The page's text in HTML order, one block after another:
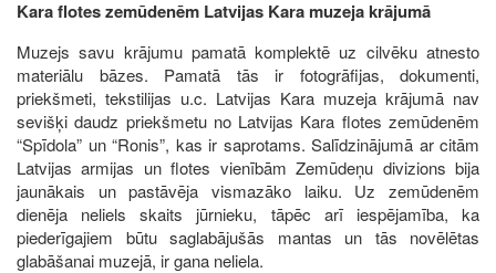
Kara flotes zemūdenēm Latvijas Kara muzeja krājumā
Muzejs savu krājumu pamatā komplektē uz cilvēku atnesto
materiālu bāzes. Pamatā tās ir fotogrāfijas, dokumenti,
priekšmeti, tekstilijas u.c. Latvijas Kara muzeja krājumā nav
sevišķi daudz priekšmetu no Latvijas Kara flotes zemūdenēm
“Spīdola” un “Ronis”, kas ir saprotams. Salīdzinājumā ar citām
Latvijas armijas un flotes vienībām Zemūdeņu divizions bija
jaunākais un pastāvēja vismazāko laiku. Uz zemūdenēm
dienēja neliels skaits jūrnieku, tāpēc arī iespējamība, ka
piederīgajiem būtu saglabājušās mantas un tās novēlētas
glabāšanai muzejā, ir gana neliela.